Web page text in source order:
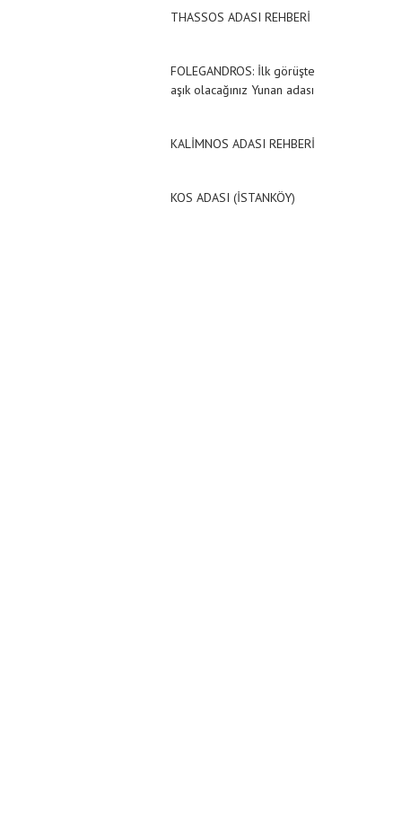
THASSOS ADASI REHBERİ
FOLEGANDROS: İlk görüşte
aşık olacağınız Yunan adası
KALİMNOS ADASI REHBERİ
KOS ADASI (İSTANKÖY)